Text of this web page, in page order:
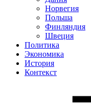
Норвегия
Польша
Финляндия
Швеция
Политика
Экономика
История
Контекст